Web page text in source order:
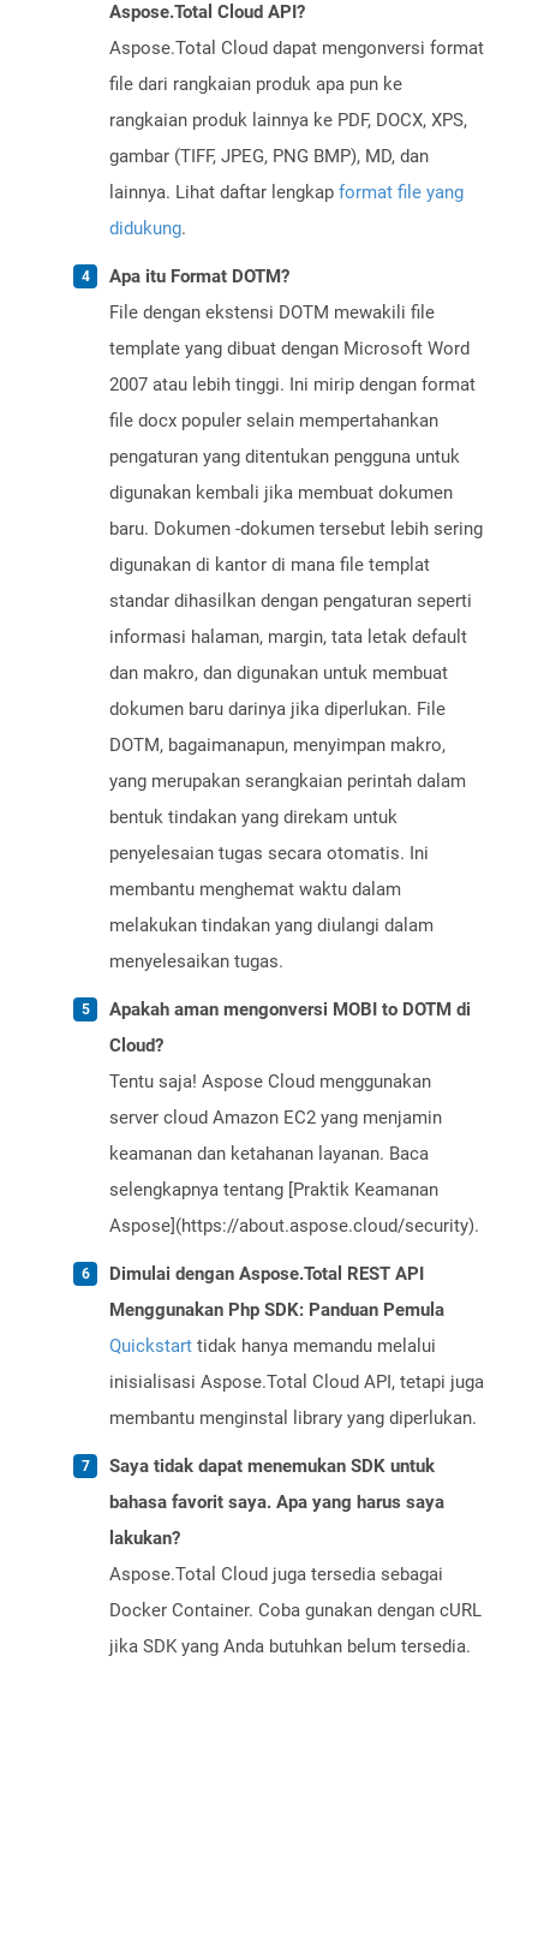
Aspose.Total Cloud API?
Aspose.Total Cloud dapat mengonversi format
file dari rangkaian produk apa pun ke
rangkaian produk lainnya ke PDF, DOCX, XPS,
gambar (TIFF, JPEG, PNG BMP), MD, dan
lainnya. Lihat daftar lengkap format file yang
didukung.
Apa itu Format DOTM?
File dengan ekstensi DOTM mewakili file
template yang dibuat dengan Microsoft Word
2007 atau lebih tinggi. Ini mirip dengan format
file docx populer selain mempertahankan
pengaturan yang ditentukan pengguna untuk
digunakan kembali jika membuat dokumen
baru. Dokumen -dokumen tersebut lebih sering
digunakan di kantor di mana file templat
standar dihasilkan dengan pengaturan seperti
informasi halaman, margin, tata letak default
dan makro, dan digunakan untuk membuat
dokumen baru darinya jika diperlukan. File
DOTM, bagaimanapun, menyimpan makro,
yang merupakan serangkaian perintah dalam
bentuk tindakan yang direkam untuk
penyelesaian tugas secara otomatis. Ini
membantu menghemat waktu dalam
melakukan tindakan yang diulangi dalam
menyelesaikan tugas.
Apakah aman mengonversi MOBI to DOTM di
Cloud?
Tentu saja! Aspose Cloud menggunakan
server cloud Amazon EC2 yang menjamin
keamanan dan ketahanan layanan. Baca
selengkapnya tentang [Praktik Keamanan
Aspose](https://about.aspose.cloud/security).
Dimulai dengan Aspose.Total REST API
Menggunakan Php SDK: Panduan Pemula
Quickstart tidak hanya memandu melalui
inisialisasi Aspose.Total Cloud API, tetapi juga
membantu menginstal library yang diperlukan.
Saya tidak dapat menemukan SDK untuk
bahasa favorit saya. Apa yang harus saya
lakukan?
Aspose.Total Cloud juga tersedia sebagai
Docker Container. Coba gunakan dengan cURL
jika SDK yang Anda butuhkan belum tersedia.